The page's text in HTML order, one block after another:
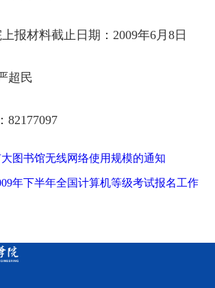
报材料截止日期：2009年6月8日
超民
82177097
图书馆无线网络使用规模的通知
年下半年全国计算机等级考试报名工作